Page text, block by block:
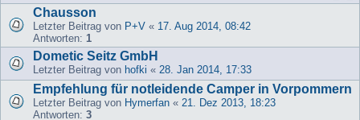
Chausson
Letzter Beitrag von P+V « 17. Aug 2014, 08:42
Antworten: 1
Dometic Seitz GmbH
Letzter Beitrag von hofki « 28. Jan 2014, 17:33
Empfehlung für notleidende Camper in Vorpommern
Letzter Beitrag von Hymerfan « 21. Dez 2013, 18:23
Antworten: 3